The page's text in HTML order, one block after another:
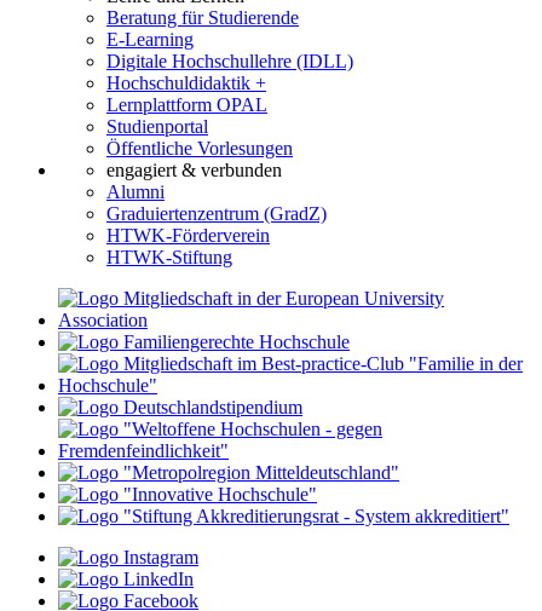
Beratung für Studierende
E-Learning
Digitale Hochschullehre (IDLL)
Hochschuldidaktik +
Lernplattform OPAL
Studienportal
Öffentliche Vorlesungen
engagiert & verbunden
Alumni
Graduiertenzentrum (GradZ)
HTWK-Förderverein
HTWK-Stiftung